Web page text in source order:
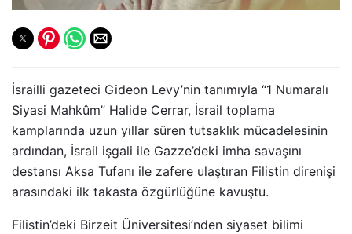
İsrailli gazeteci Gideon Levy’nin tanımıyla “1 Numaralı
Siyasi Mahkûm” Halide Cerrar, İsrail toplama
kamplarında uzun yıllar süren tutsaklık mücadelesinin
ardından, İsrail işgali ile Gazze’deki imha savaşını
destansı Aksa Tufanı ile zafere ulaştıran Filistin direnişi
arasındaki ilk takasta özgürlüğüne kavuştu.
Filistin’deki Birzeit Üniversitesi’nden siyaset bilimi